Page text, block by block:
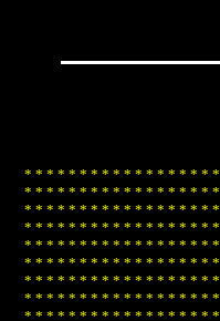
* * * * * * * * * * * * * * * * * *
* * * * * * * * * * * * * * * * * *
* * * * * * * * * * * * * * * * * *
* * * * * * * * * * * * * * * * * *
* * * * * * * * * * * * * * * * * *
* * * * * * * * * * * * * * * * * *
* * * * * * * * * * * * * * * * * *
* * * * * * * * * * * * * * * * * *
* * * * * * * * * * * * * * * * * *